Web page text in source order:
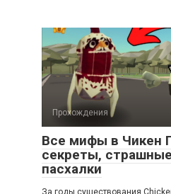
Прохождения
Все мифы в Чикен
секреты,
пасхалки